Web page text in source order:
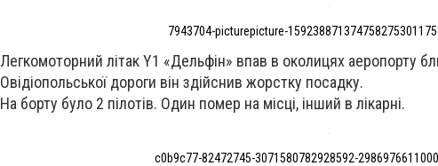
7943704-picturepicture-
Легкомоторний літакY1 «Дельфін» впав в околицях аеропорту
Овідіопольської дороги він здійснив жорстку посадку.
На борту було 2 пілотів. Один помер на місці, інший в лікарні.
c0b9c77-82472745-3071580782928592-